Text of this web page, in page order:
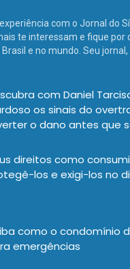
com o Jornal do
te interessam e fique por
e no mundo. Seu jornal,
com Daniel
os sinais do
o dano antes que
direitos como
los e exigi-los no
como o condomínio
emergências